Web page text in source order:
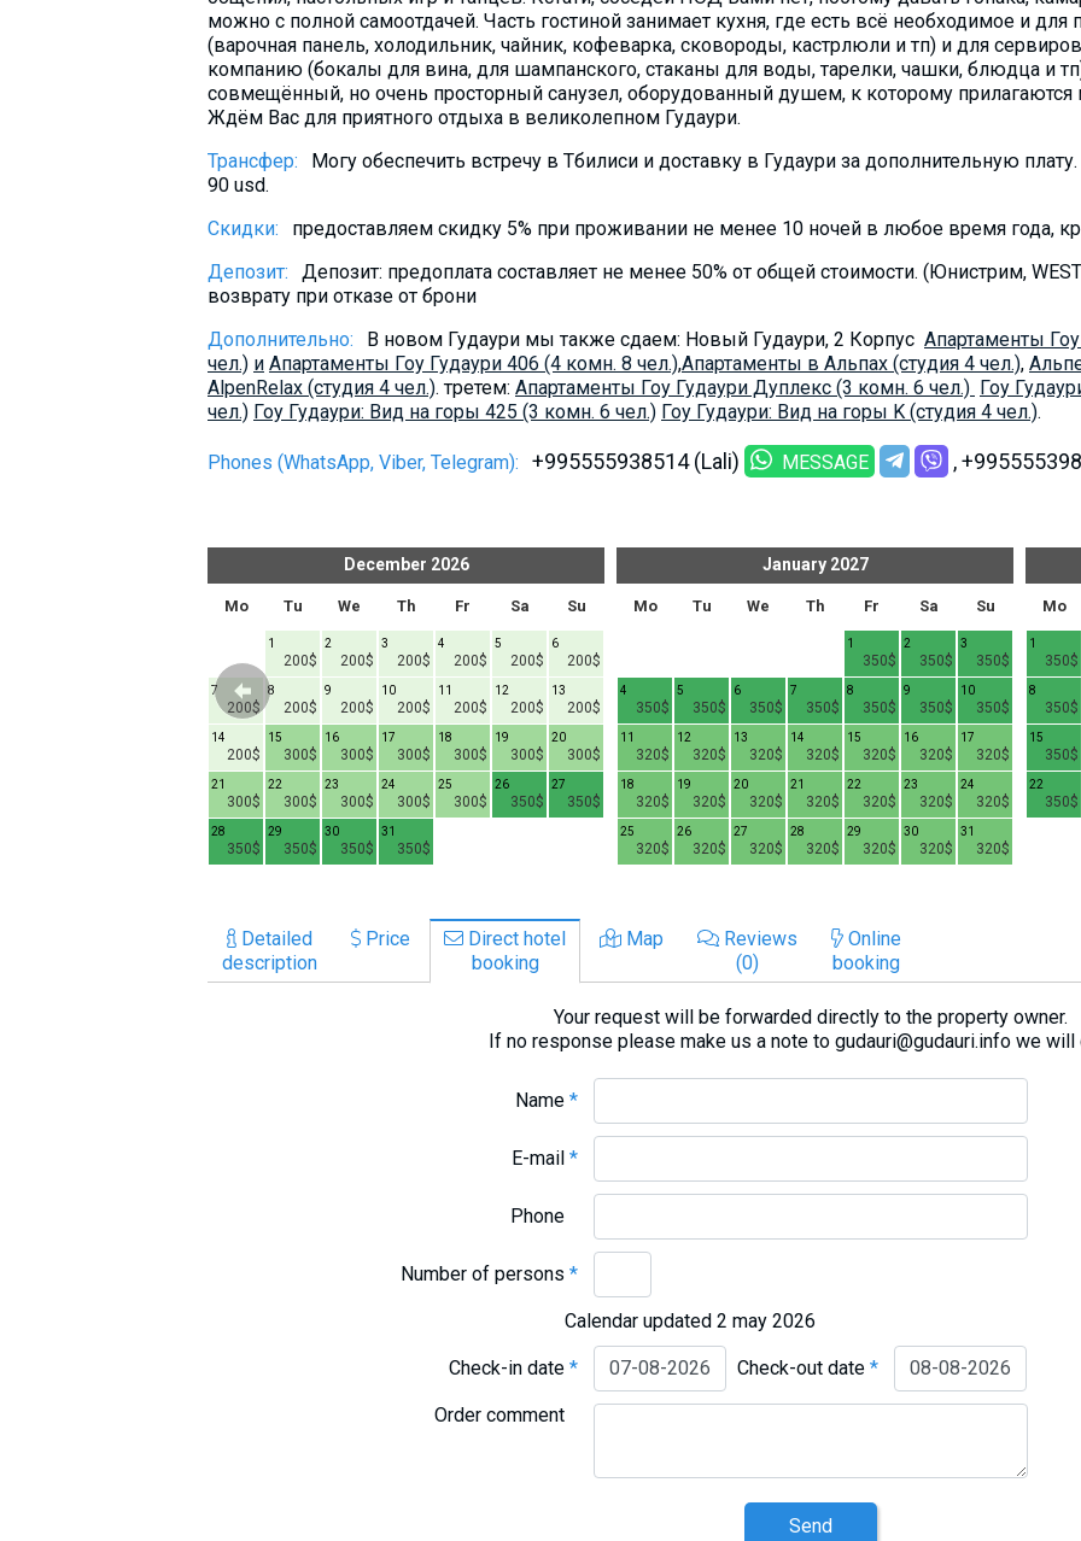
можно с полной самоотдачей. Часть гостиной занимает кухня, где есть всё необходимое и
(варочная панель, холодильник, чайник, кофеварка, сковороды, кастрлюли и тп) и для
компанию (бокалы для вина, для шампанского, стаканы для воды, тарелки, чашки, блюдца и
совмещённый, но очень просторный санузел, оборудованный душем, к которому прилагаются
Ждём Вас для приятного отдыха в великолепном Гудаури.
Трансфер:
Могу обеспечить встречу в Тбилиси и доставку в Гудаури за дополнительную
90 usd.
Скидки:
предоставляем скидку 5% при проживании не менее 10 ночей в любое время года,
Депозит:
Депозит: предоплата составляет не менее 50% от общей стоимости. (Юнистрим,
возврату при отказе от брони
Дополнительно:
В новом Гудаури мы также сдаем: Новый Гудаури, 2 Корпус Апартаменты
чел.) и Апартаменты Гоу Гудаури 406 (4 комн. 8 чел.),Aпартаменты в Альпах (студия 4 чел.),
AlpenRelax (студия 4 чел.). третем: Апартаменты Гоу Гудаури Дуплекс (3 комн. 6 чел.) Гоу
чел.) Гоу Гудаури: Вид на горы 425 (3 комн. 6 чел.) Гоу Гудаури: Вид на горы K (студия 4 чел.).
Phones (WhatsApp, Viber, Telegram): +995555938514 (Lali) MESSAGE
December 2026
Mo Tu We Th Fr Sa Su
200$
1
200$
2
200$
3
200$
4
200$
5
200$
6
200$
7
200$
8
200$
9
200$
10
200$
11
200$
12
200$
13
200$
14
300$
15
300$
16
300$
17
300$
18
300$
19
300$
20
300$
21
300$
22
300$
23
300$
24
300$
25
350$
26
350$
27
350$
28
350$
29
350$
30
350$
31
January 2027
Mo Tu We Th Fr Sa Su
350$
1
350$
2
350$
3
350$
4
350$
5
350$
6
350$
7
350$
8
350$
9
350$
10
320$
11
320$
12
320$
13
320$
14
320$
15
320$
16
320$
17
320$
18
320$
19
320$
20
320$
21
320$
22
320$
23
320$
24
320$
25
320$
26
320$
27
320$
28
320$
29
320$
30
320$
31
Mo
350$
1
350$
8
350$
15
350$
22
Detailed
description
Price
Direct hotel
booking
Map
Reviews
(0)
Online
booking
Your request will be forwarded directly to the property owner.
If no response please make us a note to gudauri@gudauri.info we will
Name*
E-mail*
Phone
Number of persons*
Calendar updated 2 may 2026
Check-in date* Check-out date*
Order comment
Send